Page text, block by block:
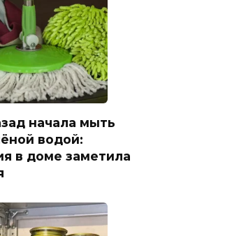
начала мыть
водой:
в доме заметила